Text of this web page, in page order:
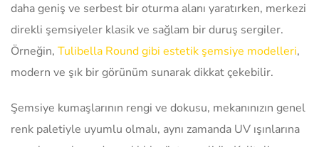
daha geniş ve serbest bir oturma alanı yaratırken, merkezi
direkli şemsiyeler klasik ve sağlam bir duruş sergiler.
Örneğin, Tulibella Round gibi estetik şemsiye modelleri,
modern ve şık bir görünüm sunarak dikkat çekebilir.
Şemsiye kumaşlarının rengi ve dokusu, mekanınızın genel
renk paletiyle uyumlu olmalı, aynı zamanda UV ışınlarına